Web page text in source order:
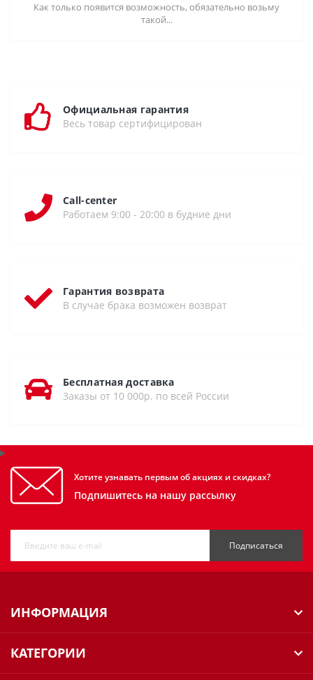
Как только появится возможность, обязательно возьму
такой...
Официальная гарантия
Весь товар сертифицирован
Call-center
Работаем 9:00 - 20:00 в будние дни
Гарантия возврата
В случае брака возможен возврат
Бесплатная доставка
Заказы от 10 000р. по всей России
Хотите узнавать первым об акциях и скидках?
Подпишитесь на нашу рассылку
Подписаться
ИНФОРМАЦИЯ
КАТЕГОРИИ